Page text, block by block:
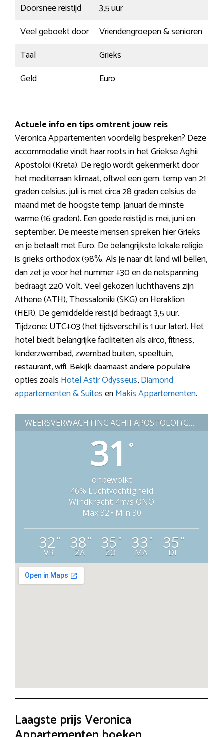
Doorsnee reistijd
3,5 uur
Veel geboekt door
Vriendengroepen & senioren
Taal
Grieks
Geld
Euro
Actuele info en tips omtrent jouw reis
Veronica Appartementen voordelig bespreken? Deze
accommodatie vindt haar roots in het Griekse Aghii
Apostoloi (Kreta). De regio wordt gekenmerkt door
het mediterraan klimaat, oftwel een gem. temp van 21
graden celsius. juli is met circa 28 graden celsius de
maand met de hoogste temp. januari de minste
warme (16 graden). Een goede reistijd is mei, juni en
september. De meeste mensen spreken hier Grieks
en je betaalt met Euro. De belangrijkste lokale religie
is grieks orthodox (98%. Als je naar dit land wil bellen,
dan zet je voor het nummer +30 en de netspanning
bedraagt 220 Volt. Veel gekozen luchthavens zijn
Athene (ATH), Thessaloniki (SKG) en Heraklion
(HER). De gemiddelde reistijd bedraagt 3,5 uur.
Tijdzone: UTC+03 (het tijdsverschil is 1 uur later). Het
hotel biedt belangrijke faciliteiten als airco, fitness,
kinderzwembad, zwembad buiten, speeltuin,
restaurant, wifi. Bekijk daarnaast andere populaire
opties zoals Hotel Astir Odysseus,Diamond
appartementen & SuitesenMakis Appartementen.
WEERSVERWACHTING AGHII APOSTOLOI (GRIEKENLAND)
31 °
onbewolkt
46% Luchtvochtigheid
Windkracht: 4m/s ONO
Max 32 • Min 30
32°
VR
38°
ZA
35°
ZO
33°
MA
35°
DI
Laagste prijs Veronica